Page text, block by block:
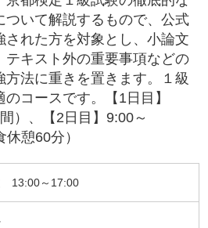
ついて解説するもので、公式
された方を対象とし、小論文
テキスト外の重要事項などの
法に重きを置きます。１級
コースです。【1日目】
）、【2日目】9:00～
休憩60分）
13:00～17:00